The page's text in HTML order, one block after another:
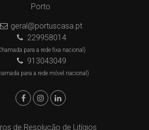
Porto
geral@portuscasa.pt
229958014
para a rede fixa nacional)
913043049
para a rede móvel nacional)
de Resolução de Litígios